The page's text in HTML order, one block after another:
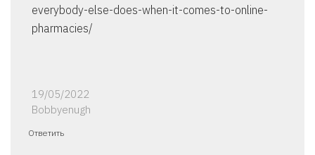
everybody-else-does-when-it-comes-to-online-
pharmacies/
19/05/2022
Bobbyenugh
Ответить